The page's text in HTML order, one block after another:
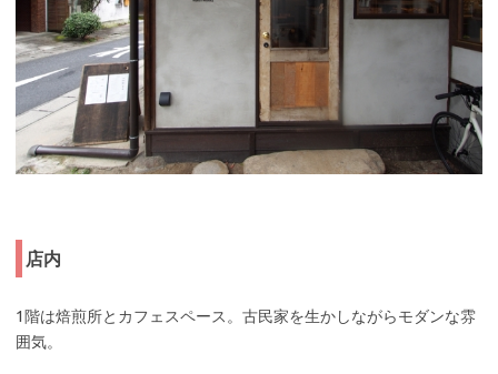
店内
1階は焙煎所とカフェスペース。古民家を生かしながらモダンな雰
囲気。